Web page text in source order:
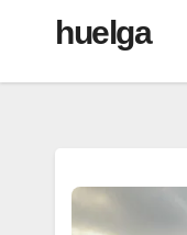
huelga